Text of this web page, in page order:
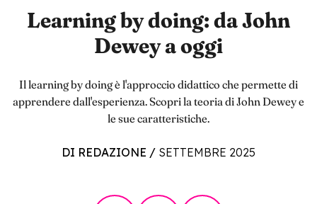
Learning by doing: da John
Dewey a oggi
Il learning by doing è l'approccio didattico che permette di
apprendere dall'esperienza. Scopri la teoria di John Dewey e
le sue caratteristiche.
DI REDAZIONE / SETTEMBRE 2025